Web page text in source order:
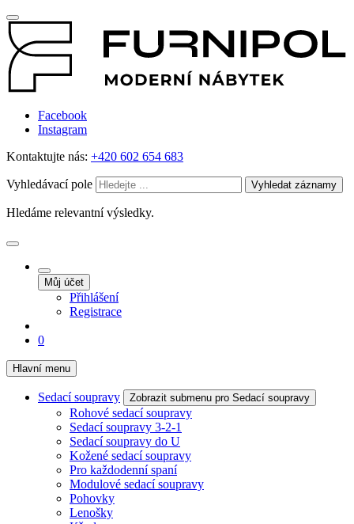
Facebook
Instagram
Kontaktujte nás: +420 602 654 683
Vyhledávací pole Vyhledat záznamy
Hledáme relevantní výsledky.
Můj účet
Přihlášení
Registrace
0
Hlavní menu
Sedací soupravy Zobrazit submenu pro Sedací soupravy
Rohové sedací soupravy
Sedací soupravy 3-2-1
Sedací soupravy do U
Kožené sedací soupravy
Pro každodenní spaní
Modulové sedací soupravy
Pohovky
Lenošky